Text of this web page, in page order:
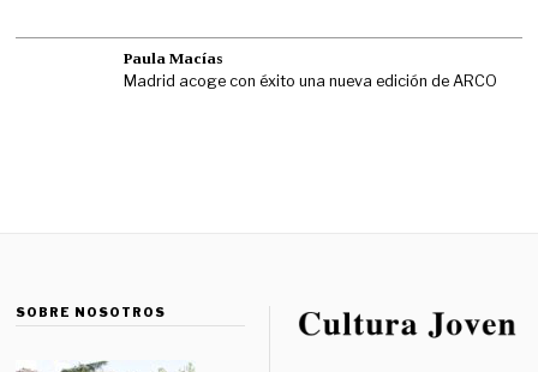
Paula Macías
Madrid acoge con éxito una nueva edición de ARCO
SOBRE NOSOTROS